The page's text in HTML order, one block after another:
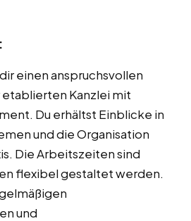
einen anspruchsvollen
Kanzlei mit
Du erhältst Einblicke in
und die Organisation
Die Arbeitszeiten sind
flexibel gestaltet werden.
und